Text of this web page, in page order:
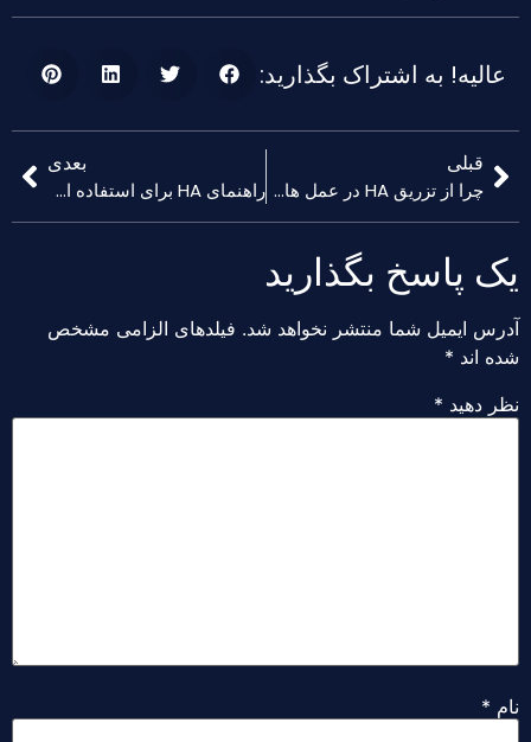
عالیه! به اشتراک بگذارید:
قبلی
چرا از تزریق HA در عمل های زیبایی استفاده می شود؟?
بعدی
راهنمای HA برای استفاده از پرکننده ها
پاسخ بگذارید
ایمیل شما منتشر نخواهد شد. فیلدهای الزامی مشخص
اند*
دهید*
*